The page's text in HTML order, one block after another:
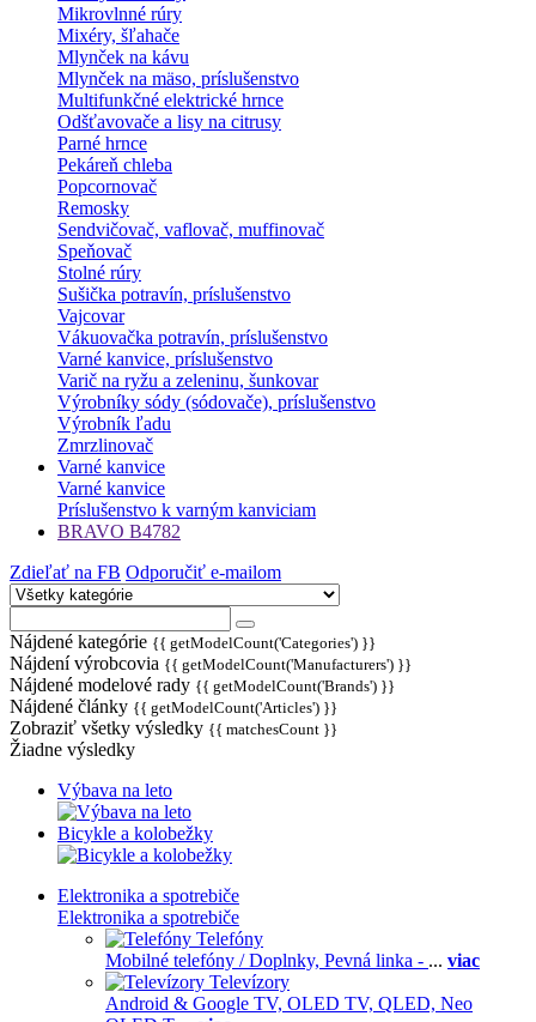
Mikrovlnné rúry
Mixéry, šľahače
Mlynček na kávu
Mlynček na mäso, príslušenstvo
Multifunkčné elektrické hrnce
Odšťavovače a lisy na citrusy
Parné hrnce
Pekáreň chleba
Popcornovač
Remosky
Sendvičovač, vaflovač, muffinovač
Speňovač
Stolné rúry
Sušička potravín, príslušenstvo
Vajcovar
Vákuovačka potravín, príslušenstvo
Varné kanvice, príslušenstvo
Varič na ryžu a zeleninu, šunkovar
Výrobníky sódy (sódovače), príslušenstvo
Výrobník ľadu
Zmrzlinovač
Varné kanvice
Varné kanvice
Príslušenstvo k varným kanviciam
BRAVO B4782
Zdieľať na FB Odporučiť e-mailom
Nájdené kategórie {{ getModelCount('Categories') }}
Nájdení výrobcovia {{ getModelCount('Manufacturers') }}
Nájdené modelové rady {{ getModelCount('Brands') }}
Nájdené články {{ getModelCount('Articles') }}
Zobraziť všetky výsledky {{ matchesCount }}
Žiadne výsledky
Výbava na leto
Bicykle a kolobežky
Elektronika a spotrebiče
Elektronika a spotrebiče
Telefóny
Mobilné telefóny / Doplnky, Pevná linka - ... viac
Televízory
Android & Google TV, OLED TV, QLED, Neo